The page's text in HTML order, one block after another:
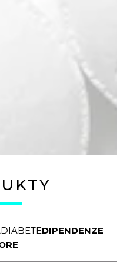
DIABETEDIPENDENZE